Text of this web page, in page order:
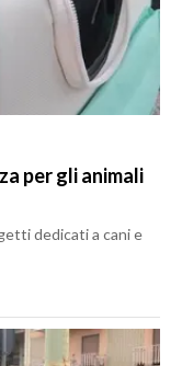
per gli animali
dedicati a cani e